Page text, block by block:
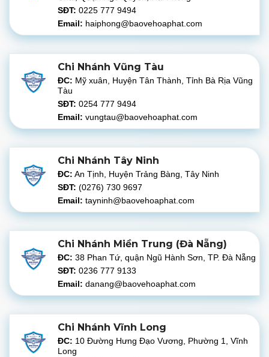
SĐT: 0225 777 9494
Email: haiphong@baovehoaphat.com
Chi Nhánh Vũng Tàu
ĐC: Mỹ xuân, Huyện Tân Thành, Tỉnh Bà Rịa Vũng
Tàu
SĐT: 0254 777 9494
Email: vungtau@baovehoaphat.com
Chi Nhánh Tây Ninh
ĐC: An Tịnh, Huyện Trảng Bàng, Tây Ninh
SĐT: (0276) 730 9697
Email: tayninh@baovehoaphat.com
Chi Nhánh Miền Trung (Đà Nẵng)
ĐC: 38 Phan Tứ, quận Ngũ Hành Sơn, TP. Đà Nẵng
SĐT: 0236 777 9133
Email: danang@baovehoaphat.com
Chi Nhánh Vĩnh Long
ĐC: 10 Đường Hưng Đạo Vương, Phường 1, Vĩnh
Long